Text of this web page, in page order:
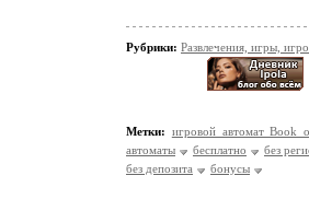
Рубрики: Развлечения, игры,
Метки: игровой автомат Book
автоматы
бесплатно
без
без депозита
бонусы